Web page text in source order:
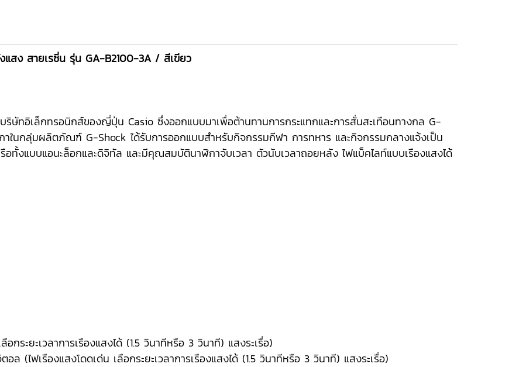
สง สายเรซิ่น รุ่น GA-B2100-3A / สีเขียว
ทอิเล็กทรอนิกส์ของญี่ปุ่น Casio ซึ่งออกแบบมาเพื่อต้านทานการกระแทกและการสั่นสะเทือนทางกล G-
ในกลุ่มผลิตภัณฑ์ G-Shock ได้รับการออกแบบสำหรับกิจกรรมกีฬา การทหาร และกิจกรรมกลางแจ้งเป็น
งแบบแอนะล็อกและดิจิทัล และมีคุณสมบัตินาฬิกาจับเวลา ตัวนับเวลาถอยหลัง ไฟแบ็คไลท์แบบเรืองแสงได้
กระยะเวลาการเรืองแสงได้ (1.5 วินาทีหรือ 3 วินาที) แสงระเรื่อ)
(ไฟเรืองแสงโดดเด่น เลือกระยะเวลาการเรืองแสงได้ (1.5 วินาทีหรือ 3 วินาที) แสงระเรื่อ)